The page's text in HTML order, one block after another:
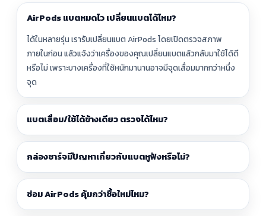
AirPods แบตหมดไว เปลี่ยนแบตได้ไหม?
ได้ในหลายรุ่น เรารับเปลี่ยนแบต AirPods โดยเปิดตรวจสภาพ
ภายในก่อน แล้วแจ้งว่าเครื่องของคุณเปลี่ยนแบตแล้วกลับมาใช้ได้ดี
หรือไม่ เพราะบางเครื่องที่ใช้หนักมานานอาจมีจุดเสื่อมมากกว่าหนึ่ง
จุด
แบตเสื่อม/ใช้ได้ข้างเดียว ตรวจได้ไหม?
กล่องชาร์จมีปัญหาเกี่ยวกับแบตหูฟังหรือไม่?
ซ่อม AirPods คุ้มกว่าซื้อใหม่ไหม?